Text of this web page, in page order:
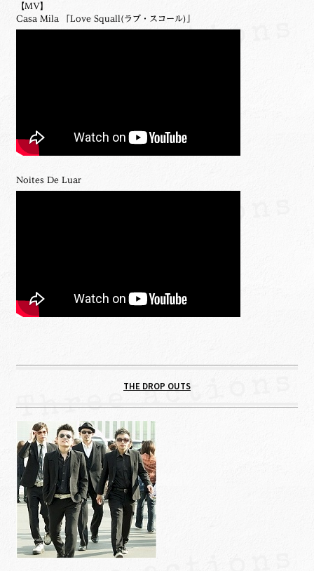
【MV】
Casa Mila 「Love Squall(ラブ・スコール)」
Noites De Luar
THE DROP OUTS